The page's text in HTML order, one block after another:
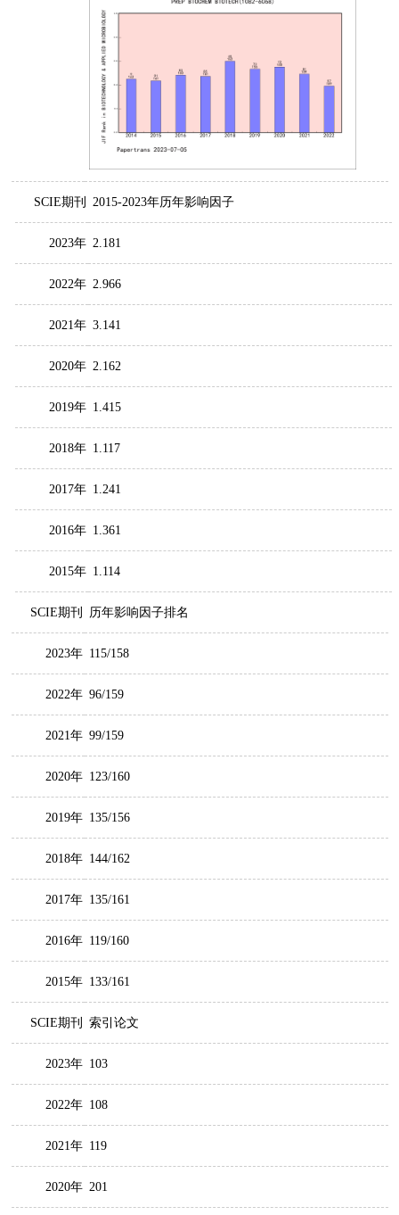
SCIE期刊 2015-2023年历年影响因子
2023年 2.181
2022年 2.966
2021年 3.141
2020年 2.162
2019年 1.415
2018年 1.117
2017年 1.241
2016年 1.361
2015年 1.114
SCIE期刊 历年影响因子排名
2023年 115/158
2022年 96/159
2021年 99/159
2020年 123/160
2019年 135/156
2018年 144/162
2017年 135/161
2016年 119/160
2015年 133/161
SCIE期刊 索引论文
2023年 103
2022年 108
2021年 119
2020年 201